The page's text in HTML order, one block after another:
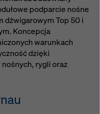
podparcie nośne
dźwigarowym Top 50 i
Koncepcja
warunkach
dzięki
rygli oraz